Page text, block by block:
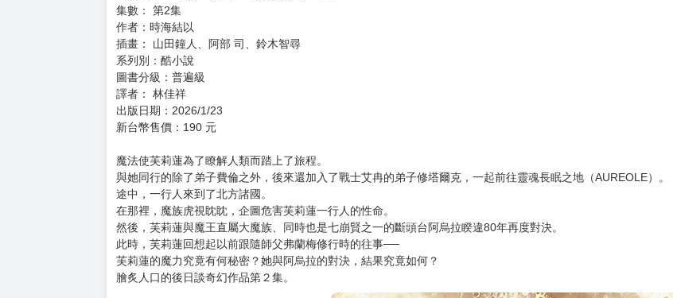
購買評價限制
使用超商取貨付款：負評≦1分 超商未取貨≦1次 未完成交易≦1次 （近半年）
原文書名： 小説 アニメ 葬送のフリーレン
集數： 第2集
作者：時海結以
插畫： 山田鐘人、阿部 司、鈴木智尋
系列別：酷小說
圖書分級：普遍級
譯者： 林佳祥
出版日期：2026/1/23